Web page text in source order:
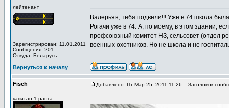
лейтенант
Зарегистрирован: 11.01.2011
Сообщения: 201
Откуда: Беларусь
Валерьян, тебя подвели!!! Уже в 74 школа
Рогачи уже в 74. А, по моему, в этом здании,
профсоюзный комитет НЗ, сельсовет (отдел
военных охотников. Но не школа и не
Вернуться к началу
Fisch
капитан 1 ранга
Добавлено: Пт Мар 25, 2011 11:26 Заголовок